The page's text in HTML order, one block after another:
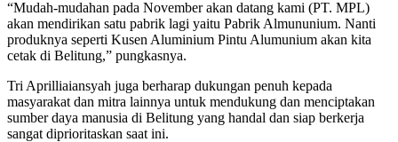
“Mudah-mudahan pada November akan datang kami (PT. MPL)
akan mendirikan satu pabrik lagi yaitu Pabrik Almununium. Nanti
produknya seperti Kusen Aluminium Pintu Alumunium akan kita
cetak di Belitung,” pungkasnya.
Tri Aprilliaiansyah juga berharap dukungan penuh kepada
masyarakat dan mitra lainnya untuk mendukung dan menciptakan
sumber daya manusia di Belitung yang handal dan siap berkerja
sangat diprioritaskan saat ini.